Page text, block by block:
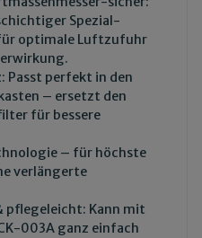
Spezial-
optimale Luftzufuhr
Passt perfekt in den
– ersetzt den
für bessere
– für höchste
verlängerte
pflegeleicht: Kann mit
003A ganz einfach